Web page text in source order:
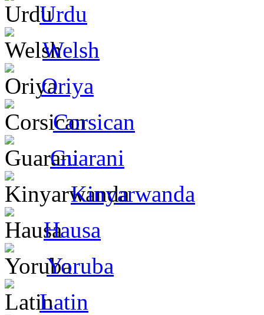
Urdu
Welsh
Oriya
Corsican
Guarani
Kinyarwanda
Hausa
Yoruba
Latin